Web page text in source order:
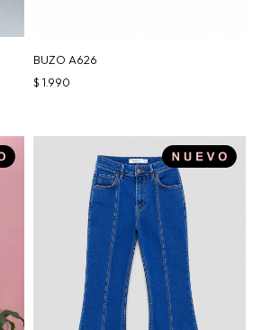
BUZO A626
$ 1.990